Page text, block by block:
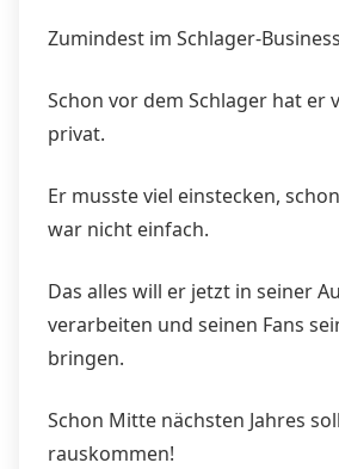
Zumindest im Schlager-
Schon vor dem Schlager hat er
privat.
Er musste viel einstecken,
war nicht einfach.
Das alles will er jetzt in seiner
verarbeiten und seinen Fans
bringen.
Schon Mitte nächsten Jahres
rauskommen!